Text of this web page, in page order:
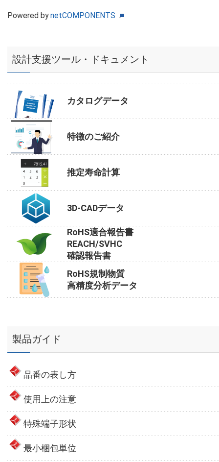
Powered bynetCOMPONENTS
設計支援ツール・ドキュメント
カタログデータ
特徴のご紹介
推定寿命計算
3D-CADデータ
RoHS適合報告書
REACH/SVHC
確認報告書
RoHS規制物質
高精度分析データ
製品ガイド
品番の表し方
使用上の注意
特殊端子形状
最小梱包単位